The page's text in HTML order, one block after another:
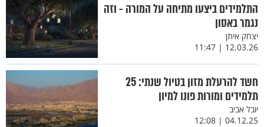
התלמידים ביצעו מתיחה על המורה - וזה
נגמר באסון
יצחק איתן
12.03.26 | 11:47
חשד להרעלת מזון בטיול שנתי: 25
תלמידים ומורות פונו למיון
יובל אביב
04.12.25 | 12:08